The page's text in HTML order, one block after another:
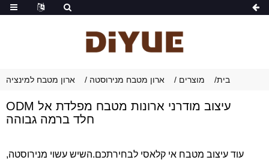
בית מוצרים ארון מטבח מנירוסטה ארון מטבח למינציה
ODM עיצוב מודרני ארונות מטבח מפלדת אל
חלד ברמה גבוהה
עוד עיצוב מטבח אי קלאסי לבחירתכם.השיש עשוי מנירוסטה,